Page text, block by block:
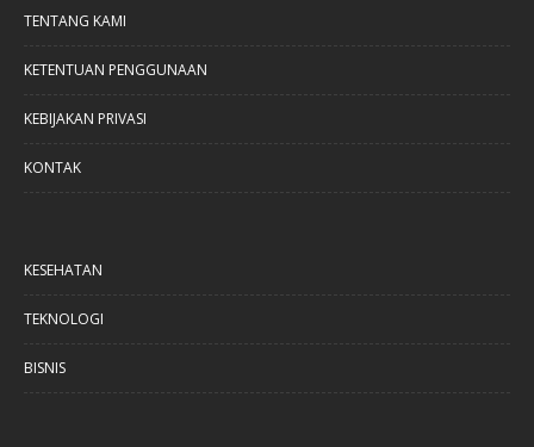
TENTANG KAMI
KETENTUAN PENGGUNAAN
KEBIJAKAN PRIVASI
KONTAK
KESEHATAN
TEKNOLOGI
BISNIS